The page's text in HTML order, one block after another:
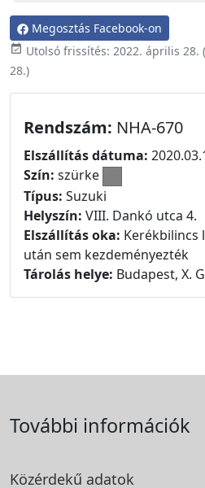
Megosztás Facebook-on
event_available Utolsó frissítés: 2022. április 28.
28.)
Rendszám: NHA-670
Elszállítás dátuma:
Szín: szürke
Típus: Suzuki
Helyszín: VIII. Dankó utca 4.
Elszállítás oka: Kerékbilincs
után sem kezdeményezték
Tárolás helye: Budapest, X.
További információk
Közérdekű adatok